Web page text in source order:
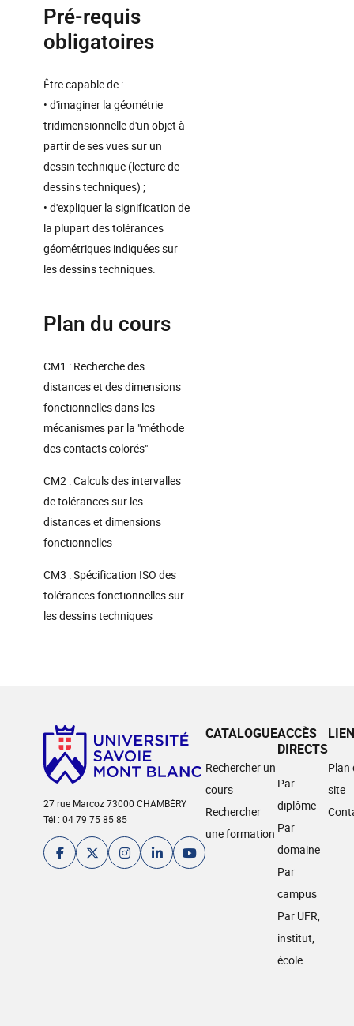
Pré-requis
obligatoires
Être capable de :
• d'imaginer la géométrie
tridimensionnelle d'un objet à
partir de ses vues sur un
dessin technique (lecture de
dessins techniques) ;
• d'expliquer la signification de
la plupart des tolérances
géométriques indiquées sur
les dessins techniques.
Plan du cours
CM1 : Recherche des
distances et des dimensions
fonctionnelles dans les
mécanismes par la "méthode
des contacts colorés"
CM2 : Calculs des intervalles
de tolérances sur les
distances et dimensions
fonctionnelles
CM3 : Spécification ISO des
tolérances fonctionnelles sur
les dessins techniques
27 rue Marcoz 73000 CHAMBÉRY
Tél : 04 79 75 85 85
CATALOGUE
Rechercher un
cours
Rechercher
une formation
ACCÈS
DIRECTS
Par
diplôme
Par
domaine
Par
campus
Par UFR,
institut,
école
Plan
site